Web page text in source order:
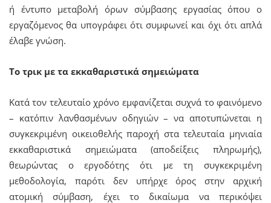
ή έντυπο μεταβολή όρων σύμβασης εργασίας όπου ο
εργαζόμενος θα υπογράφει ότι συμφωνεί και όχι ότι απλά
έλαβε γνώση.
Το τρικ με τα εκκαθαριστικά σημειώματα
Κατά τον τελευταίο χρόνο εμφανίζεται συχνά το φαινόμενο
– κατόπιν λανθασμένων οδηγιών – να αποτυπώνεται η
συγκεκριμένη οικειοθελής παροχή στα τελευταία μηνιαία
εκκαθαριστικά σημειώματα (αποδείξεις πληρωμής),
θεωρώντας ο εργοδότης ότι με τη συγκεκριμένη
μεθοδολογία, παρότι δεν υπήρχε όρος στην αρχική
ατομική σύμβαση, έχει το δικαίωμα να περικόψει